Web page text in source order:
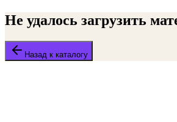
Не удалось загрузить
Назад к каталогу